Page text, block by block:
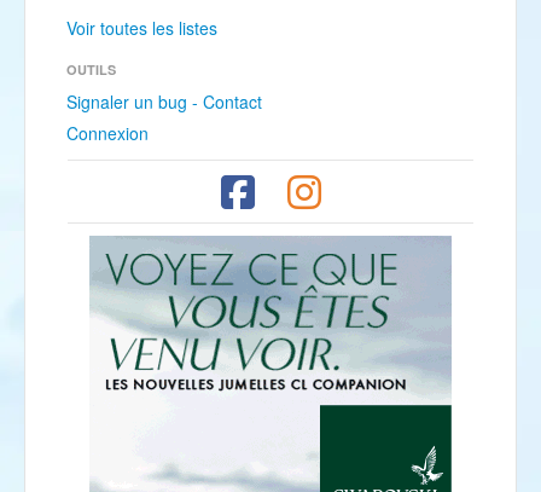
Voir toutes les listes
OUTILS
Signaler un bug - Contact
Connexion